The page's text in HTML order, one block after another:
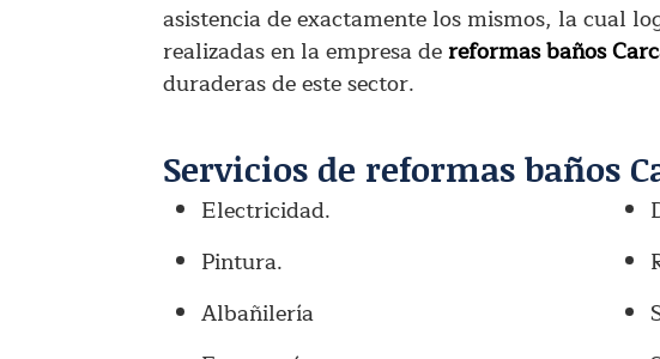
asistencia de exactamente los mismos, la cual
realizadas en la empresa dereformas baños
duraderas de este sector.
Servicios de reformas baños
Electricidad.
Pintura.
Albañilería